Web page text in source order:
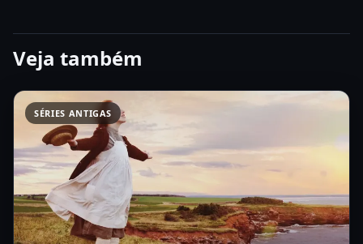
Veja também
SÉRIES ANTIGAS